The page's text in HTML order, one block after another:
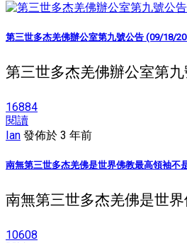
第三世多杰羌佛辦公室第九號公告 (09/18/
第三世多杰羌佛辦公室第
16884
閱讀
Ian 發佈於 3 年前
南無第三世多杰羌佛是世界佛教最高領袖不
南無第三世多杰羌佛是世
10608